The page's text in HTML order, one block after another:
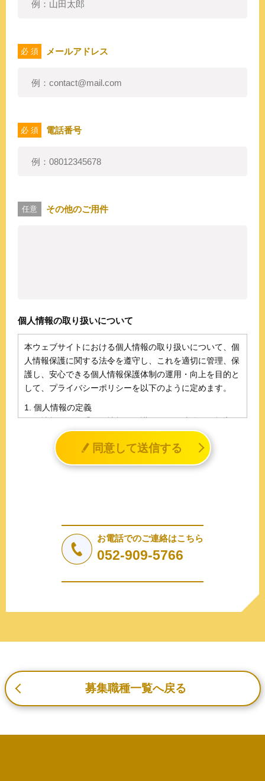
必 須 メールアドレス
必 須 電話番号
任意 その他のご用件
個人情報の取り扱いについて
本ウェブサイトにおける個人情報の取り扱いについて、個
人情報保護に関する法令を遵守し、これを適切に管理、保
護し、安心できる個人情報保護体制の運用・向上を目的と
して、プライバシーポリシーを以下のように定めます。
1. 個人情報の定義
個人情報とは、「個人情報の保護に関する法律」に規定さ
れる生存する個人に関する情報であって、氏名、生年月日
その他の記述等により特定の個人を識別することができる
情報（個人識別情報）を指します。
法令により許された場合を除き、個人情報を第三者に提供
しません。
a.応募者等からのお問い合わせに対応・管理するため
b.本ウェブサイトにおけるサービスの提供・運用のため
3. プライバシー尊重
4. 法令等の遵守
応募者等の個人情報の取得、利用その他一切の取り扱いに
令、及び本プライバシーポリシーを遵守します。
同意して送信する
お電話でのご連絡はこちら
052-909-5766
募集職種一覧へ戻る